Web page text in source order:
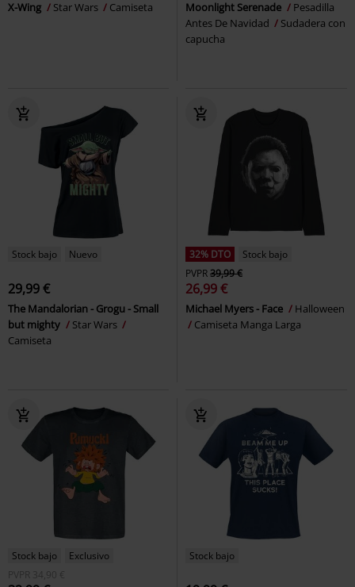
X-Wing Star Wars Camiseta Moonlight Serenade
Pesadilla
Antes De Navidad
Sudadera con
capucha
Stock bajo Nuevo
29,99 €
The Mandalorian - Grogu - Small
but mighty
Star Wars
Camiseta
32% DTO
Stock bajo
PVPR39,99 €
26,99 €
Michael Myers - Face
Halloween
Camiseta Manga Larga
Stock bajo
Exclusivo
PVPR 34,90 €
Stock bajo